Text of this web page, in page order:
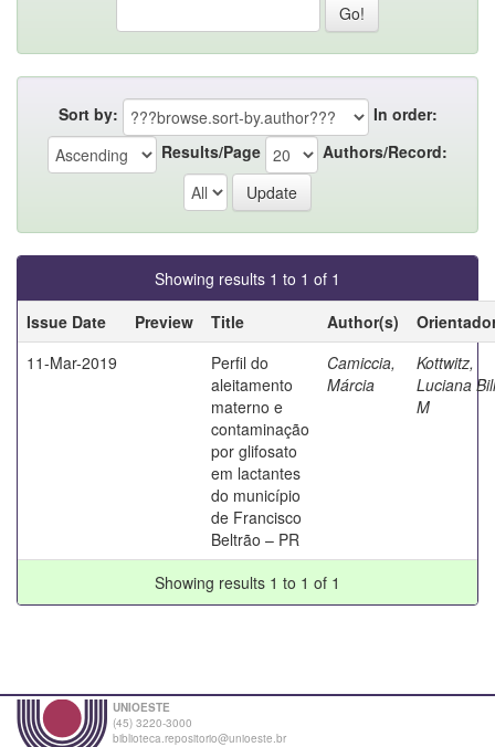
Sort by:
In order:
Results/Page
Authors/Record:
Showing results 1 to 1 of 1
Issue Date
Preview Title Author(s)
11-Mar-2019
Perfil do
aleitamento
materno e
contaminação
por glifosato
em lactantes
do município
de Francisco
Beltrão – PR
Camiccia,
Márcia
Kottwitz,
Luciana Bill
M
Showing results 1 to 1 of 1
UNIOESTE
(45) 3220-3000
biblioteca.repositorio@unioeste.br